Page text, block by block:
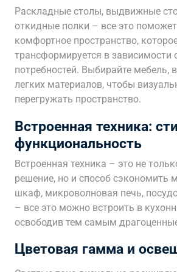
Раскладные столы, выдвижные
откидные полки – все это
комфортное пространство,
трансформируется в зависимости
потребностей. Выбирайте мебель,
легких материалов, чтобы
перегружать пространство.
Встроенная техника:
функциональность
Встроенная техника – это не
решение, но и способ сэкономить
шкаф, микроволновая печь,
– все это можно встроить в
освободив тем самым
Цветовая гамма и